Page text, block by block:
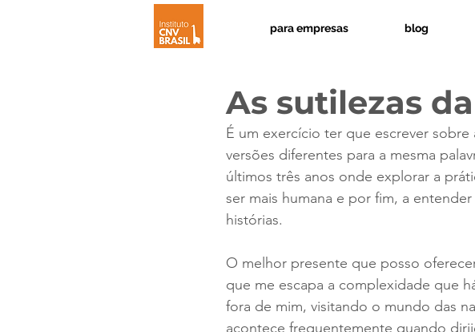
para empresas blog
As sutilezas
É um exercício ter que escrever
versões diferentes para a mesma
últimos três anos onde explorar a
ser mais humana e por fim, a
histórias.
O melhor presente que posso
que me escapa a complexidade que
fora de mim, visitando o mundo das
acontece frequentemente quando